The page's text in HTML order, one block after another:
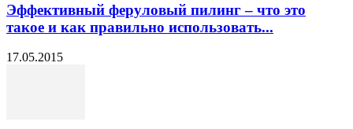
Эффективный феруловый пилинг – что это
такое и как правильно использовать...
17.05.2015